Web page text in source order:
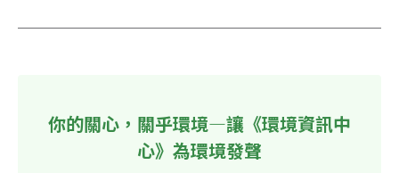
你的關心，關乎環境—讓《環境資訊中
心》為環境發聲